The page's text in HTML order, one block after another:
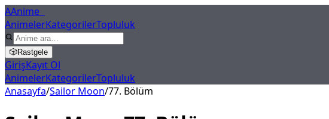
AAnime
AnimelerKategorilerTopluluk
🎲Rastgele
GirişKayıt Ol
AnimelerKategorilerTopluluk
Anasayfa/Sailor Moon/77. Bölüm